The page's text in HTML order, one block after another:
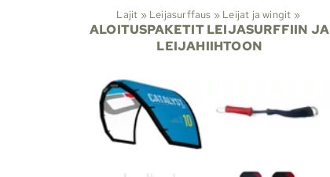
Lajit ‪» Leijasurffaus ‪» Leijat ja wingit ‪»
ALOITUSPAKETIT LEIJASURFFIIN JA
LEIJAHIIHTOON